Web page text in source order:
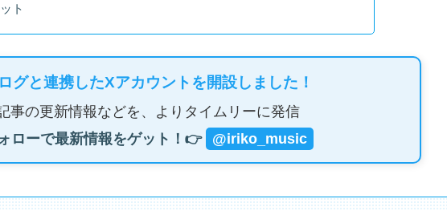
ト
グと連携したXアカウントを開設しました！
事の更新情報などを、よりタイムリーに発信
ローで最新情報をゲット！👉
@iriko_music